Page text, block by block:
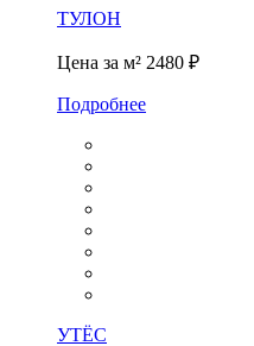
ТУЛОН
Цена за м² 2480 ₽
Подробнее
УТЁС